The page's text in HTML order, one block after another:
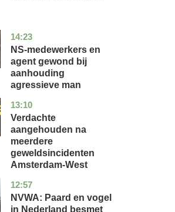
14:23
flevoland
nieuws
NS-medewerkers en
agent gewond bij
aanhouding
agressieve man
13:10
noord-
holland
nieuws
Verdachte
aangehouden na
meerdere
geweldsincidenten
Amsterdam-West
12:57
utrecht
nieuws
NVWA: Paard en vogel
in Nederland besmet